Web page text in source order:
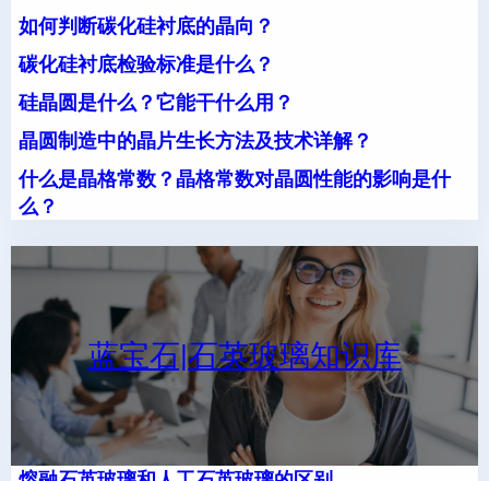
如何判断碳化硅衬底的晶向？
碳化硅衬底检验标准是什么？
硅晶圆是什么？它能干什么用？
晶圆制造中的晶片生长方法及技术详解？
什么是晶格常数？晶格常数对晶圆性能的影响是什
么？
蓝宝石|石英玻璃知识库